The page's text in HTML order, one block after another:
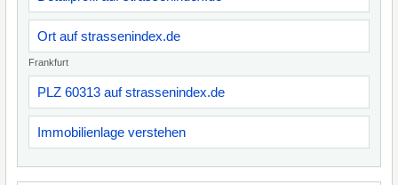
Ort auf strassenindex.de
Frankfurt
PLZ 60313 auf strassenindex.de
Immobilienlage verstehen